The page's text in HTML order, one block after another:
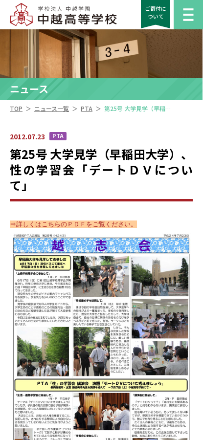
ご寄付に
ついて
ニュース
TOP ＞ ニュース一覧 ＞ PTA ＞ 第25号 大学見学（早稲田大学）、性の学習会「デートＤＶについて」
2012.07.23 PTA
第25号 大学見学（早稲田大学）、
性の学習会「デートＤＶについ
て」
⇒詳しくはこちらのＰＤＦをご覧ください。